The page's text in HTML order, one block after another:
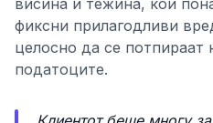
висина и тежина, кои
фиксни прилагодливи
целосно да се потпираат
податоците.